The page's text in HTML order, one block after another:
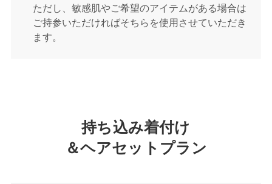
ただし、敏感肌やご希望のアイテムがある場合は
ご持参いただければそちらを使用させていただき
ます。
持ち込み着付け
＆ヘアセットプラン